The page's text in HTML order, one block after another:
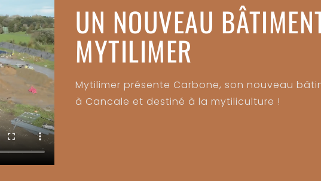
UN NOUVEAU
MYTILIMER
Mytilimer présente Carbone, son nouveau
à Cancale et destiné à la mytiliculture !